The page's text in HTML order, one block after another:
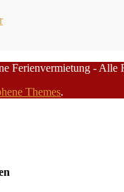
Ferienvermietung - Alle
Themes.